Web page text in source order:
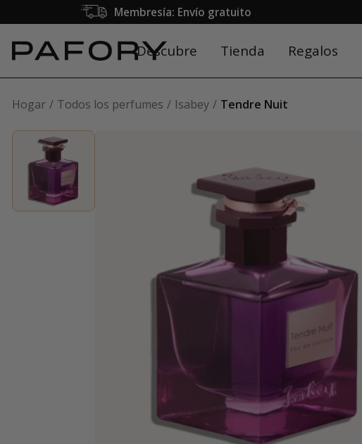
Membresía: Envío gratuito
Descubre Tienda Regalos
Hogar Todos los perfumes Isabey Tendre Nuit